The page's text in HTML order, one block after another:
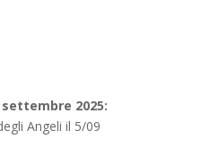
2025:
Angeli il 5/09